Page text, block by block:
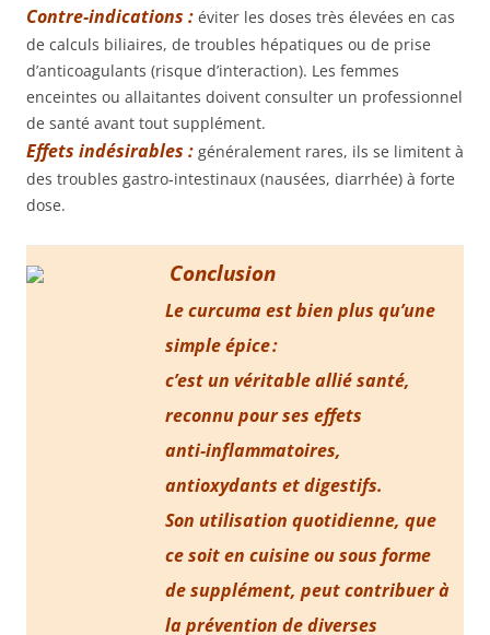
Contre‑indications : éviter les doses très élevées en cas
de calculs biliaires, de troubles hépatiques ou de prise
d’anticoagulants (risque d’interaction). Les femmes
enceintes ou allaitantes doivent consulter un professionnel
de santé avant tout supplément.
Effets indésirables : généralement rares, ils se limitent à
des troubles gastro‑intestinaux (nausées, diarrhée) à forte
dose.
Conclusion
Le curcuma est bien plus qu’une
simple épice :
c’est un véritable allié santé,
reconnu pour ses effets
anti‑inflammatoires,
antioxydants et digestifs.
Son utilisation quotidienne, que
ce soit en cuisine ou sous forme
de supplément, peut contribuer à
la prévention de diverses